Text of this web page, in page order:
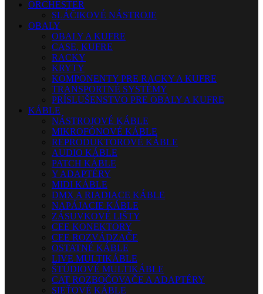
ORCHESTER
SLÁČIKOVÉ NÁSTROJE
OBALY
OBALY A KUFRE
CASE, KUFRE
RACKY
KRYTY
KOMPONENTY PRE RACKY A KUFRE
TRANSPORTNÉ SYSTÉMY
PRÍSLUŠENSTVO PRE OBALY A KUFRE
KÁBLE
NÁSTROJOVÉ KÁBLE
MIKROFÓNOVÉ KÁBLE
REPRODUKTOROVÉ KÁBLE
AUDIO KÁBLE
PATCH KÁBLE
Y ADAPTÉRY
MIDI KÁBLE
DMX A RIADIACE KÁBLE
NAPÁJACIE KÁBLE
ZÁSUVKOVÉ LIŠTY
CEE KONEKTORY
CEE ROZVÁDZAČE
OSTATNÉ KÁBLE
LIVE MULTIKÁBLE
ŠTÚDIOVÉ MULTIKÁBLE
CAT ROZBOČOVAČE A ADAPTÉRY
SIEŤOVÉ KÁBLE